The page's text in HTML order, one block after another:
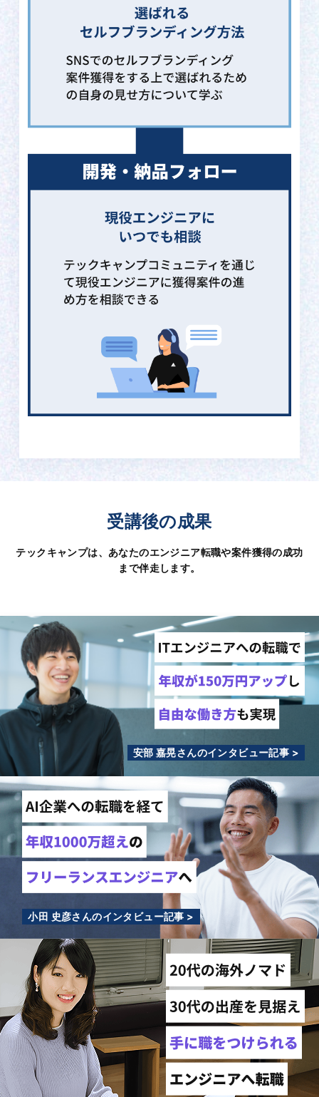
受講後の成果
テックキャンプは、あなたのエンジニア転職や案件獲得の成功
まで伴走します。
安部 嘉晃さんのインタビュー記事 >
小田 史彦さんのインタビュー記事 >